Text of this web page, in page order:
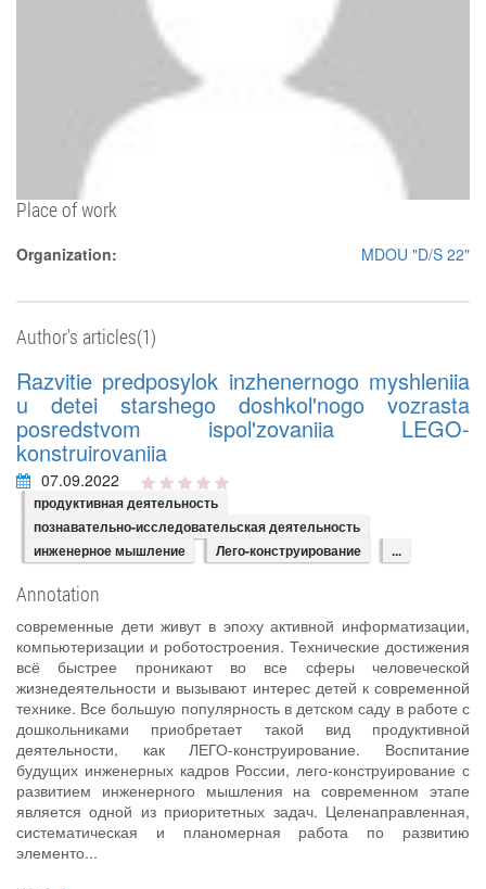
Place of work
Organization: MDOU "D/S 22"
Author's articles(1)
Razvitie predposylok inzhenernogo myshleniia
u detei starshego doshkol'nogo vozrasta
posredstvom ispol'zovaniia LEGO-
konstruirovaniia
07.09.2022
продуктивная деятельность
познавательно-исследовательская деятельность
инженерное мышление
Лего-конструирование ...
Annotation
современные дети живут в эпоху активной информатизации,
компьютеризации и роботостроения. Технические достижения
всё быстрее проникают во все сферы человеческой
жизнедеятельности и вызывают интерес детей к современной
технике. Все большую популярность в детском саду в работе с
дошкольниками приобретает такой вид продуктивной
деятельности, как ЛЕГО-конструирование. Воспитание
будущих инженерных кадров России, лего-конструирование с
развитием инженерного мышления на современном этапе
является одной из приоритетных задач. Целенаправленная,
систематическая и планомерная работа по развитию
элементо...